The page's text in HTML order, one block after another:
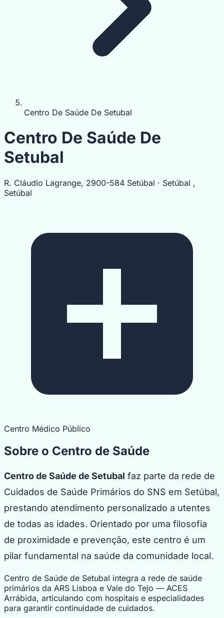
Centro De Saúde De Setubal
Centro De Saúde De
Setubal
R. Cláudio Lagrange, 2900-584 Setúbal · Setúbal ,
Setúbal
Centro Médico Público
Sobre o Centro de Saúde
Centro de Saúde de Setubal faz parte da rede de
Cuidados de Saúde Primários do SNS em Setúbal,
prestando atendimento personalizado a utentes
de todas as idades. Orientado por uma filosofia
de proximidade e prevenção, este centro é um
pilar fundamental na saúde da comunidade local.
Centro de Saúde de Setubal integra a rede de saúde
primários da ARS Lisboa e Vale do Tejo — ACES
Arrábida, articulando com hospitais e especialidades
para garantir continuidade de cuidados.